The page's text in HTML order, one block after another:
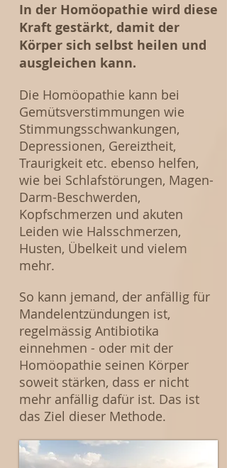
In der Homöopathie wird diese
Kraft gestärkt, damit der
Körper sich selbst heilen und
ausgleichen kann.
Die Homöopathie kann bei
Gemütsverstimmungen wie
Stimmungsschwankungen,
Depressionen, Gereiztheit,
Traurigkeit etc. ebenso helfen,
wie bei Schlafstörungen, Magen-
Darm-Beschwerden,
Kopfschmerzen und akuten
Leiden wie Halsschmerzen,
Husten, Übelkeit und vielem
mehr.
So kann jemand, der anfällig für
Mandelentzündungen ist,
regelmässig Antibiotika
einnehmen - oder mit der
Homöopathie seinen Körper
soweit stärken, dass er nicht
mehr anfällig dafür ist. Das ist
das Ziel dieser Methode.